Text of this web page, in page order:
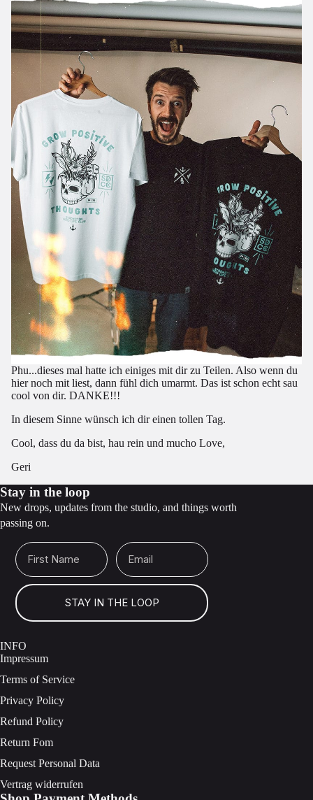
Phu...dieses mal hatte ich einiges mit dir zu Teilen. Also wenn du
hier noch mit liest, dann fühl dich umarmt. Das ist schon echt sau
cool von dir. DANKE!!!
In diesem Sinne wünsch ich dir einen tollen Tag.
Cool, dass du da bist, hau rein und mucho Love,
Geri
Stay in the loop
New drops, updates from the studio, and things worth
passing on.
First Name Email
STAY IN THE LOOP
INFO
Impressum
Terms of Service
Privacy Policy
Refund Policy
Return Fom
Request Personal Data
Vertrag widerrufen